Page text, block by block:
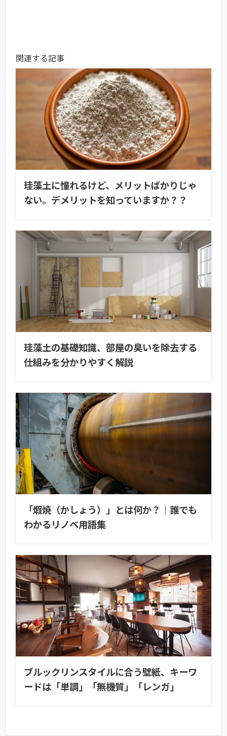
関連する記事
珪藻土に憧れるけど、メリットばかりじゃ
ない。デメリットを知っていますか？？
珪藻土の基礎知識、部屋の臭いを除去する
仕組みを分かりやすく解説
「煆焼（かしょう）」とは何か？｜誰でも
わかるリノベ用語集
ブルックリンスタイルに合う壁紙、キーワ
ードは「単調」「無機質」「レンガ」